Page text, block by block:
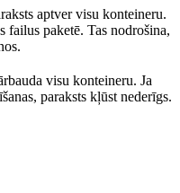
aptver visu konteineru.
paketē. Tas nodrošina,
visu konteineru. Ja
paraksts kļūst nederīgs.